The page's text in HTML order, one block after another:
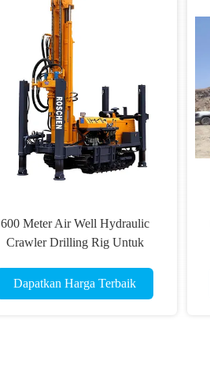
600 Meter Air Well Hydraulic
Crawler Drilling Rig Untuk
Dapatkan Harga Terbaik